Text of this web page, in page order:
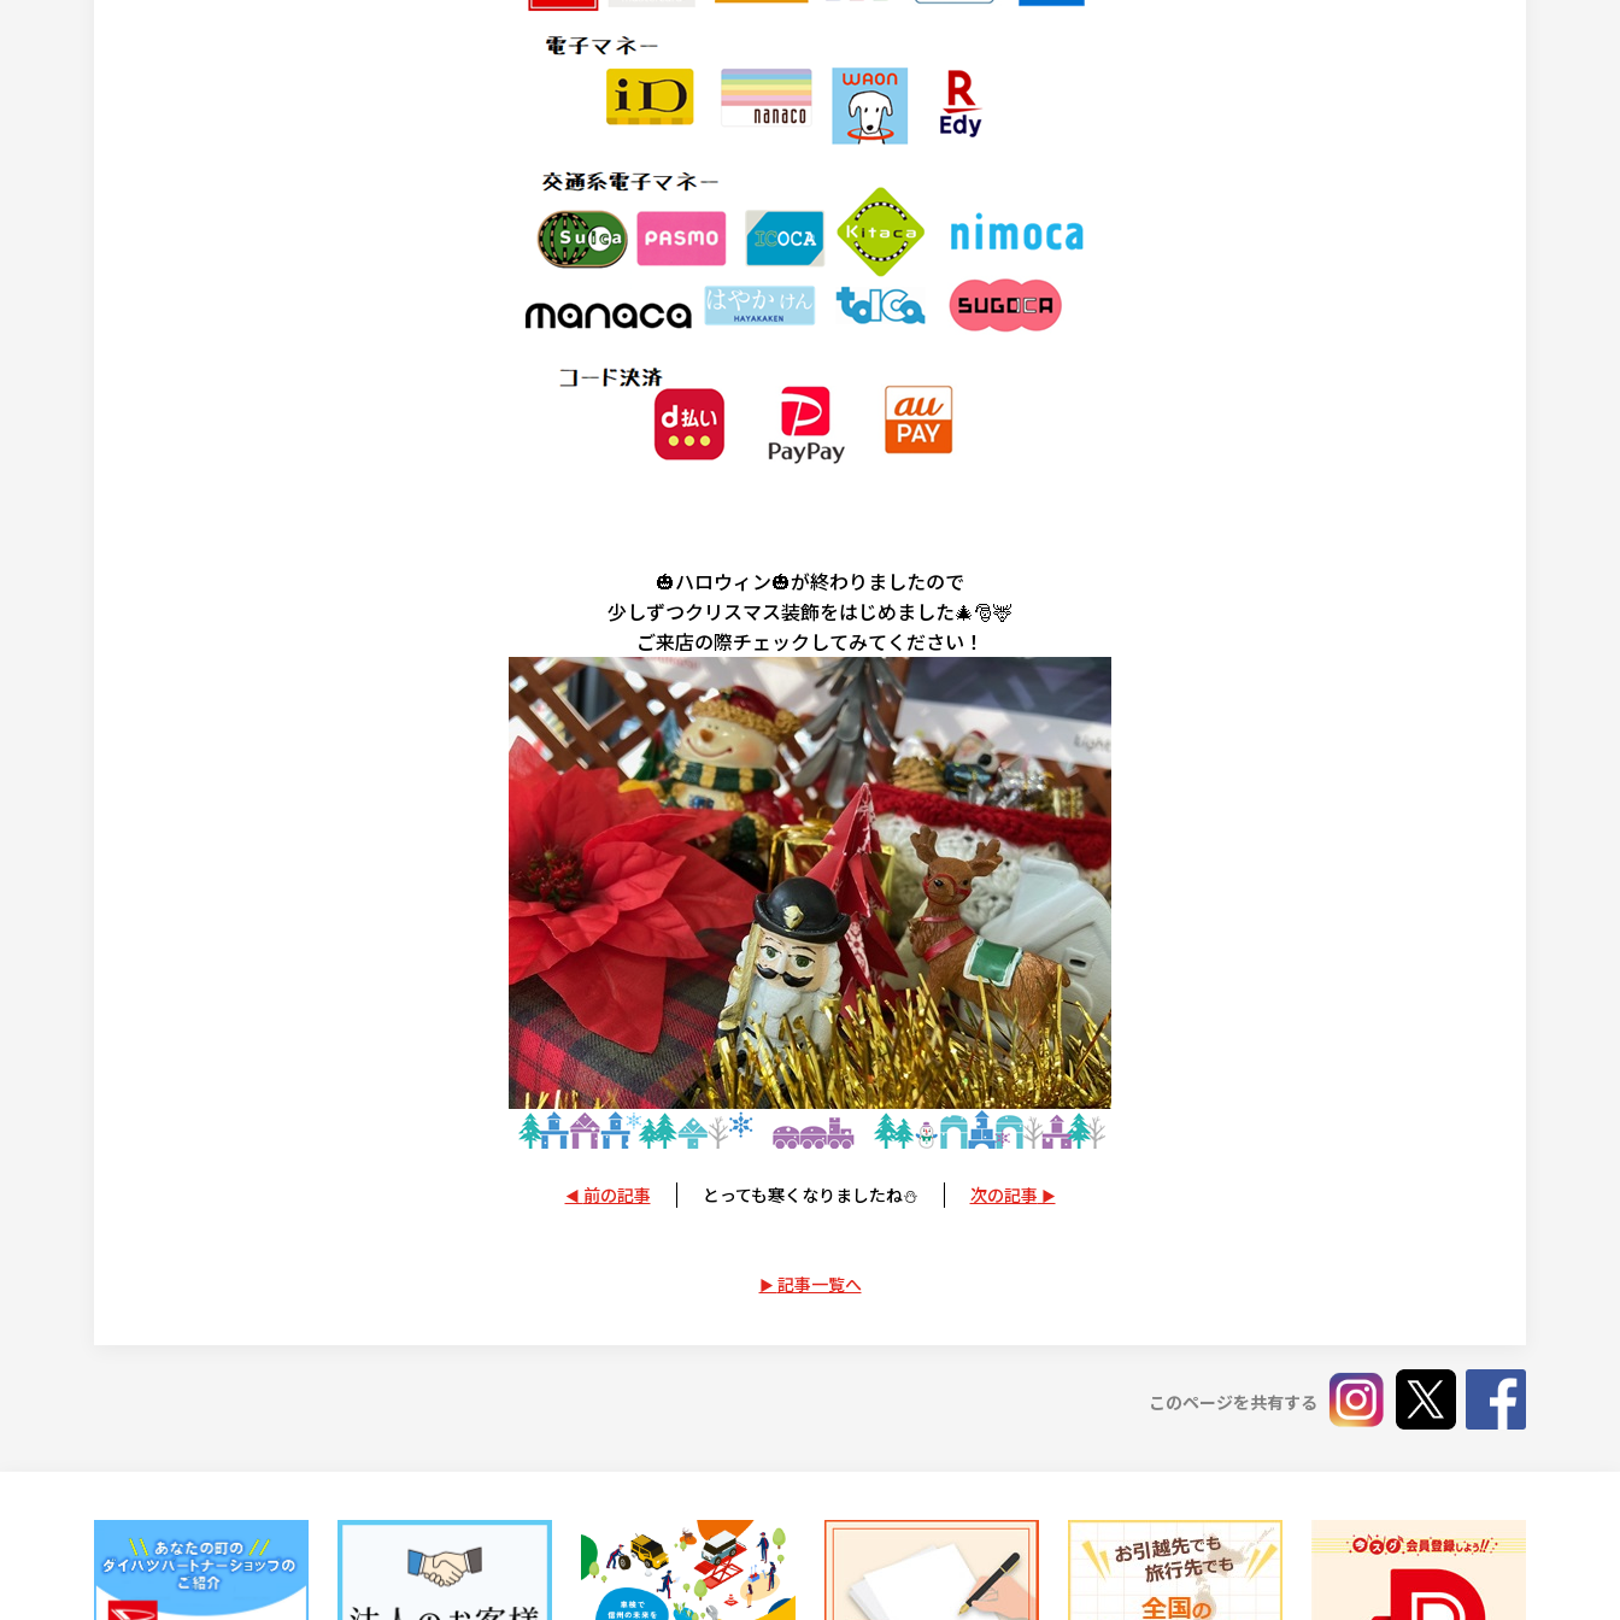
🎃ハロウィン🎃が終わりましたので
少しずつクリスマス装飾をはじめました🎄🎅🦌
ご来店の際チェックしてみてください！
前の記事 とっても寒くなりましたね⛄ 次の記事
記事一覧へ
このページを共有する